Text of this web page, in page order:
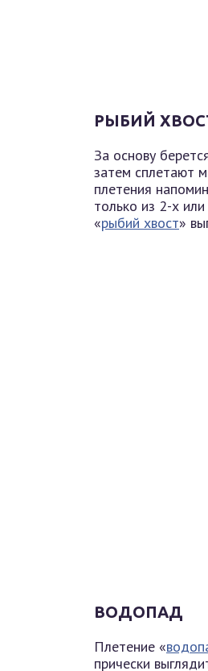
РЫБИЙ
За основу
затем сплетают
плетения
только из 2-х
«рыбий хвост»
ВОДОПАД
Плетение «
прически